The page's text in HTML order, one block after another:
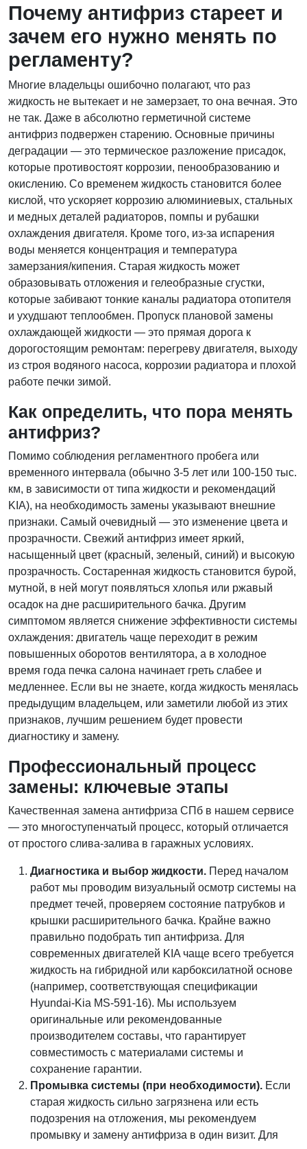
Почему антифриз стареет и
зачем его нужно менять по
регламенту?
Многие владельцы ошибочно полагают, что раз
жидкость не вытекает и не замерзает, то она вечная. Это
не так. Даже в абсолютно герметичной системе
антифриз подвержен старению. Основные причины
деградации — это термическое разложение присадок,
которые противостоят коррозии, пенообразованию и
окислению. Со временем жидкость становится более
кислой, что ускоряет коррозию алюминиевых, стальных
и медных деталей радиаторов, помпы и рубашки
охлаждения двигателя. Кроме того, из-за испарения
воды меняется концентрация и температура
замерзания/кипения. Старая жидкость может
образовывать отложения и гелеобразные сгустки,
которые забивают тонкие каналы радиатора отопителя
и ухудшают теплообмен. Пропуск плановой замены
охлаждающей жидкости — это прямая дорога к
дорогостоящим ремонтам: перегреву двигателя, выходу
из строя водяного насоса, коррозии радиатора и плохой
работе печки зимой.
Как определить, что пора менять
антифриз?
Помимо соблюдения регламентного пробега или
временного интервала (обычно 3-5 лет или 100-150 тыс.
км, в зависимости от типа жидкости и рекомендаций
KIA), на необходимость замены указывают внешние
признаки. Самый очевидный — это изменение цвета и
прозрачности. Свежий антифриз имеет яркий,
насыщенный цвет (красный, зеленый, синий) и высокую
прозрачность. Состаренная жидкость становится бурой,
мутной, в ней могут появляться хлопья или ржавый
осадок на дне расширительного бачка. Другим
симптомом является снижение эффективности системы
охлаждения: двигатель чаще переходит в режим
повышенных оборотов вентилятора, а в холодное
время года печка салона начинает греть слабее и
медленнее. Если вы не знаете, когда жидкость менялась
предыдущим владельцем, или заметили любой из этих
признаков, лучшим решением будет провести
диагностику и замену.
Профессиональный процесс
замены: ключевые этапы
Качественная замена антифриза СПб в нашем сервисе
— это многоступенчатый процесс, который отличается
от простого слива-залива в гаражных условиях.
Диагностика и выбор жидкости. Перед началом
работ мы проводим визуальный осмотр системы на
предмет течей, проверяем состояние патрубков и
крышки расширительного бачка. Крайне важно
правильно подобрать тип антифриза. Для
современных двигателей KIA чаще всего требуется
жидкость на гибридной или карбоксилатной основе
(например, соответствующая спецификации
Hyundai-Kia MS-591-16). Мы используем
оригинальные или рекомендованные
производителем составы, что гарантирует
совместимость с материалами системы и
сохранение гарантии.
Промывка системы (при необходимости). Если
старая жидкость сильно загрязнена или есть
подозрения на отложения, мы рекомендуем
промывку и замену антифриза в один визит. Для